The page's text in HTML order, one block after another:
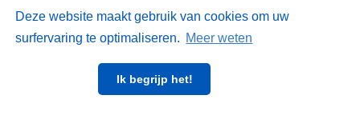
Deze website maakt gebruik van cookies om uw
surfervaring te optimaliseren. Meer weten
Ik begrijp het!